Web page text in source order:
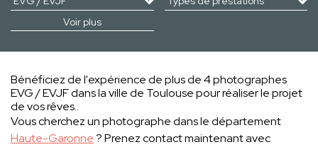
Voir plus
Bénéficiez de l'expérience de plus de 4 photographes
EVG / EVJF dans la ville de Toulouse pour réaliser le projet
de vos rêves..
Vous cherchez un photographe dans le département
Haute-Garonne? Prenez contact maintenant avec